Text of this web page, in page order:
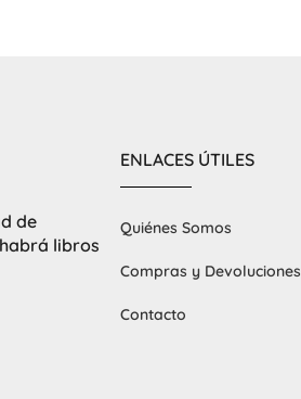
de
libros
ENLACES ÚTILES
Quiénes Somos
Compras y Devoluciones
Contacto